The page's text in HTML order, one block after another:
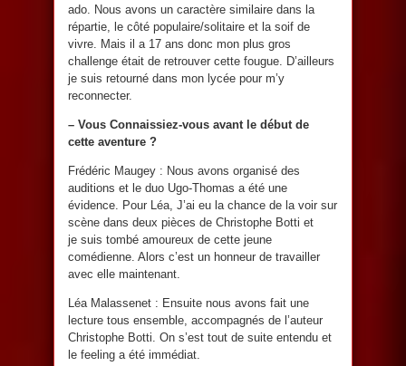
ado. Nous avons un caractère similaire dans la
répartie, le côté populaire/solitaire et la soif de
vivre. Mais il a 17 ans donc mon plus gros
challenge était de retrouver cette fougue. D’ailleurs
je suis retourné dans mon lycée pour m’y
reconnecter.
– Vous Connaissiez-vous avant le début de
cette aventure ?
Frédéric Maugey : Nous avons organisé des
auditions et le duo Ugo-Thomas a été une
évidence. Pour Léa, J’ai eu la chance de la voir sur
scène dans deux pièces de Christophe Botti et
je suis tombé amoureux de cette jeune
comédienne. Alors c’est un honneur de travailler
avec elle maintenant.
Léa Malassenet : Ensuite nous avons fait une
lecture tous ensemble, accompagnés de l’auteur
Christophe Botti. On s’est tout de suite entendu et
le feeling a été immédiat.